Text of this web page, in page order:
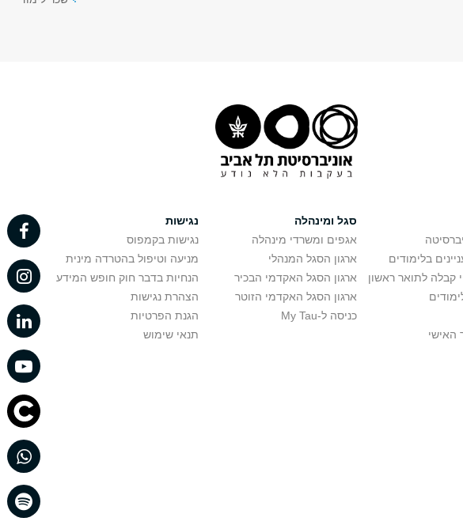
בלימודים
קבלה לתואר ראשון
האישי
סגל ומינהלה
אגפים ומשרדי מינהלה
ארגון הסגל המנהלי
ארגון הסגל האקדמי הבכיר
ארגון הסגל האקדמי הזוטר
כניסה ל-My Tau
נגישות
נגישות בקמפוס
מניעה וטיפול בהטרדה מינית
הנחיות בדבר חוק חופש המידע
הצהרת נגישות
הגנת הפרטיות
תנאי שימוש